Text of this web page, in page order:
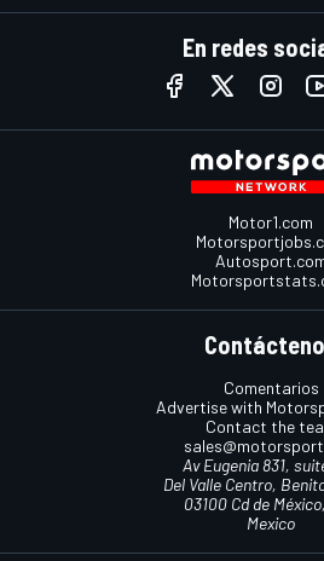
En redes
Motor1.com
Comentarios
Advertise with
Contact the
Av Eugenia 831,
Del Valle Centro,
03100 Cd de
Mexico